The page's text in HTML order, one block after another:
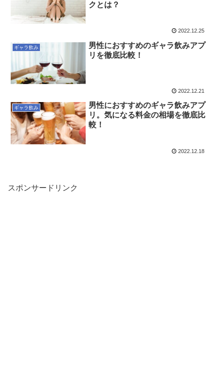
クとは？
2022.12.25
ギャラ飲み
男性におすすめのギャラ飲みアプ
リを徹底比較！
2022.12.21
ギャラ飲み
男性におすすめのギャラ飲みアプ
リ。気になる料金の相場を徹底比
較！
2022.12.18
スポンサードリンク